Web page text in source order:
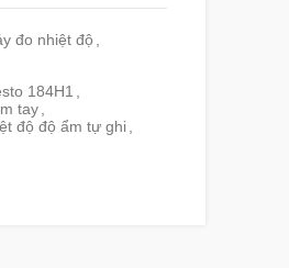
đo nhiệt độ ,
184H1 ,
tay ,
độ độ ẩm tự ghi ,